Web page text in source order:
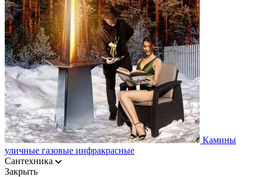
Камины
уличные газовые инфракрасные
Сантехника
Закрыть